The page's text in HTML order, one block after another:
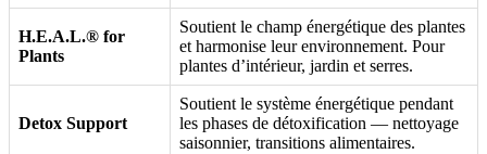
H.E.A.L.® for
Plants
Soutient le champ énergétique des plantes
et harmonise leur environnement. Pour
plantes d’intérieur, jardin et serres.
Detox Support
Soutient le système énergétique pendant
les phases de détoxification — nettoyage
saisonnier, transitions alimentaires.